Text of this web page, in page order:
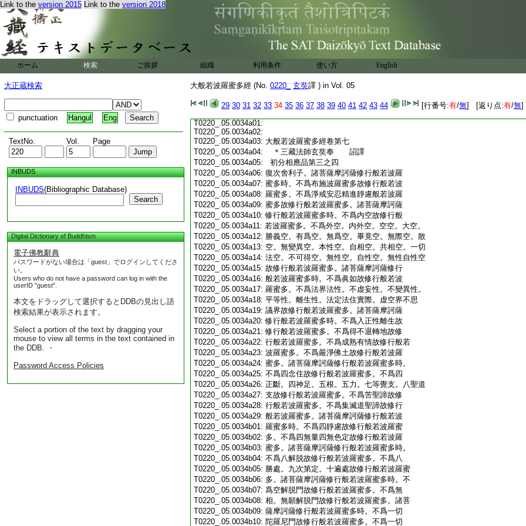
Link to the version 2015 Link to the version 2018
ホーム 検索 ご挨拶 組織 利用条件 使い方 English
大正蔵検索
punctuation Hangul Eng
TextNo. Vol. Page
INBUDS
INBUDS(Bibliographic Database)
Search
Digital Dictionary of Buddhism
電子佛教辭典
パスワードがない場合は「guest」でログインしてくださ
い。
Users who do not have a password can log in with the
userID "guest".
本文をドラッグして選択するとDDBの見出し語
検索結果が表示されます。
Select a portion of the text by dragging your
mouse to view all terms in the text contained in
the DDB. ・
Password Access Policies
大般若波羅蜜多經 (No. 0220_ 玄奘譯 ) in Vol. 05
29 30 31 32 33 34 35 36 37 38 39 40 41 42 43 44 [行番号:有/無] [返り点:有/無]
T0220_.05.0033c18:舍利子。修行般若波羅蜜多菩薩摩訶薩。不
T0220_.05.0033c19:作是念。我行般若波羅蜜多。不作是念。我不
T0220_.05.0033c20:行般若波羅蜜多。不作是念。我亦行亦不行
T0220_.05.0033c21:般若波羅蜜多。不作是念。我非行非不行般
若波羅蜜多。舍利子。修行般若波羅蜜多。菩
薩摩訶薩。與如是法相應故。當言與般若波
T0220_.05.0033c24:羅蜜多相應
T0220_.05.0033c26:
T0220_.05.0033c27:
T0220_.05.0033c28:
T0220_.05.0034a01:
T0220_.05.0034a02:
T0220_.05.0034a03: 大般若波羅蜜多經卷第七
T0220_.05.0034a04:
＊三藏法師玄奘奉 詔譯
T0220_.05.0034a05:
初分相應品第三之四
T0220_.05.0034a06: 復次舍利子。諸菩薩摩訶薩修行般若波羅
T0220_.05.0034a07: 蜜多時。不爲布施波羅蜜多故修行般若波
T0220_.05.0034a08: 羅蜜多。不爲淨戒安忍精進靜慮般若波羅
T0220_.05.0034a09: 蜜多故修行般若波羅蜜多。諸菩薩摩訶薩
T0220_.05.0034a10:修行般若波羅蜜多時。不爲内空故修行般
T0220_.05.0034a11: 若波羅蜜多。不爲外空。内外空。空空。大空。
T0220_.05.0034a12: 勝義空。有爲空。無爲空。畢竟空。無際空。散
T0220_.05.0034a13: 空。無變異空。本性空。自相空。共相空。一切
T0220_.05.0034a14: 法空。不可得空。無性空。自性空。無性自性空
T0220_.05.0034a15: 故修行般若波羅蜜多。諸菩薩摩訶薩修行
T0220_.05.0034a16: 般若波羅蜜多時。不爲眞如故修行般若波
T0220_.05.0034a17: 羅蜜多。不爲法界法性。不虚妄性。不變異性。
T0220_.05.0034a18: 平等性。離生性。法定法住實際。虚空界不思
T0220_.05.0034a19: 議界故修行般若波羅蜜多。諸菩薩摩訶薩
T0220_.05.0034a20:修行般若波羅蜜多時。不爲入正性離生故
T0220_.05.0034a21:修行般若波羅蜜多。不爲得不退轉地故修
T0220_.05.0034a22: 行般若波羅蜜多。不爲成熟有情故修行般若
T0220_.05.0034a23: 波羅蜜多。不爲嚴淨佛土故修行般若波羅
T0220_.05.0034a24: 蜜多。諸菩薩摩訶薩修行般若波羅蜜多時。
T0220_.05.0034a25: 不爲四念住故修行般若波羅蜜多。不爲四
T0220_.05.0034a26: 正斷。四神足。五根。五力。七等覺支。八聖道
T0220_.05.0034a27: 支故修行般若波羅蜜多。不爲苦聖諦故修
T0220_.05.0034a28: 行般若波羅蜜多。不爲集滅道聖諦故修行
T0220_.05.0034a29: 般若波羅蜜多。諸菩薩摩訶薩修行般若波
T0220_.05.0034b01: 羅蜜多時。不爲四靜慮故修行般若波羅蜜
T0220_.05.0034b02: 多。不爲四無量四無色定故修行般若波羅
T0220_.05.0034b03: 蜜多。諸菩薩摩訶薩修行般若波羅蜜多時。
T0220_.05.0034b04: 不爲八解脱故修行般若波羅蜜多。不爲八
T0220_.05.0034b05: 勝處。九次第定。十遍處故修行般若波羅蜜
T0220_.05.0034b06: 多。諸菩薩摩訶薩修行般若波羅蜜多時。不
T0220_.05.0034b07: 爲空解脱門故修行般若波羅蜜多。不爲無
T0220_.05.0034b08: 相。無願解脱門故修行般若波羅蜜多。諸菩
T0220_.05.0034b09: 薩摩訶薩修行般若波羅蜜多時。不爲一切
T0220_.05.0034b10: 陀羅尼門故修行般若波羅蜜多。不爲一切